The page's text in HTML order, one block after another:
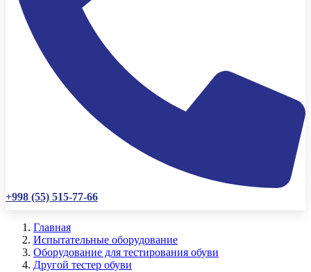
+998 (55) 515-77-66
Главная
Испытательные оборудование
Оборудование для тестирования обуви
Другой тестер обуви